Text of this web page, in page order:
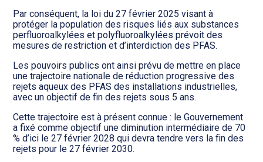
Par conséquent, la loi du 27 février 2025 visant à
protéger la population des risques liés aux substances
perfluoroalkylées et polyfluoroalkylées prévoit des
mesures de restriction et d’interdiction des PFAS.
Les pouvoirs publics ont ainsi prévu de mettre en place
une trajectoire nationale de réduction progressive des
rejets aqueux des PFAS des installations industrielles,
avec un objectif de fin des rejets sous 5 ans.
Cette trajectoire est à présent connue : le Gouvernement
a fixé comme objectif une diminution intermédiaire de 70
% d’ici le 27 février 2028 qui devra tendre vers la fin des
rejets pour le 27 février 2030.